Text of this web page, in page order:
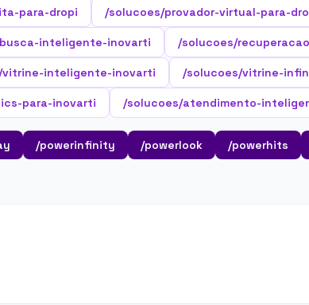
para-dropi /solucoes/provador-virtual-para-
inteligente-inovarti /solucoes/
vitrine-inteligente-inovarti /solucoes/vitrine-
para-inovarti /solucoes/atendimento-
/powerinfinity /powerlook /powerhits